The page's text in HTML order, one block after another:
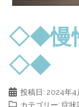
◇◆慢
◇◆
投稿日: 2024年4
カテゴリー: 症状